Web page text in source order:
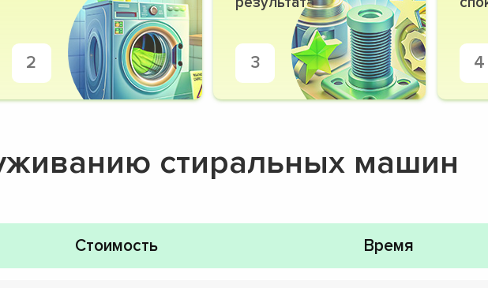
2 3 4
стиральных машин
Стоимость Время